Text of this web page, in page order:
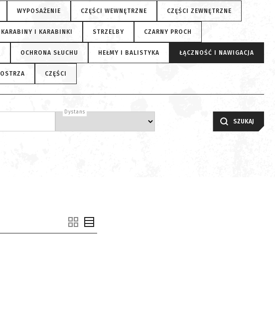
WYPOSAŻENIE CZĘŚCI WEWNĘTRZNE CZĘŚCI ZEWNĘTRZNE
KARABINY I KARABINKI STRZELBY CZARNY PROCH
OCHRONA SŁUCHU HEŁMY I BALISTYKA ŁĄCZNOŚĆ I NAWIGACJA
OSTRZA CZĘŚCI
Dystans
SZUKAJ